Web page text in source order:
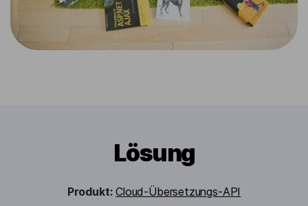
Lösung
Produkt: Cloud-Übersetzungs-API